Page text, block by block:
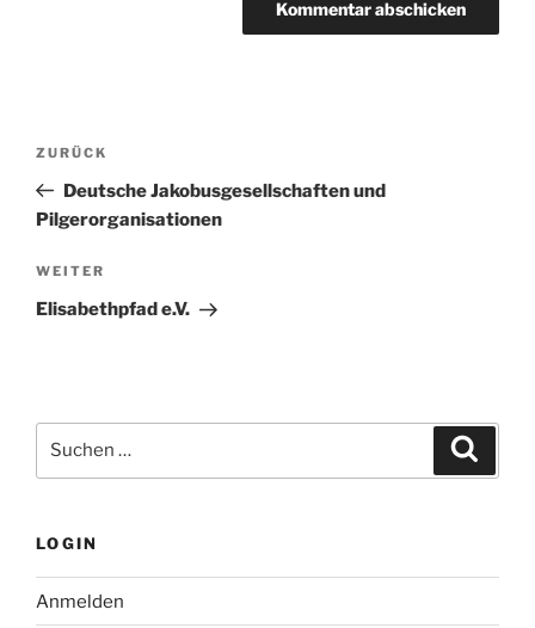
Beitragsnavigation
Vorheriger
Beitrag
ZURÜCK
Deutsche Jakobusgesellschaften und
Pilgerorganisationen
Nächster
Beitrag
WEITER
Elisabethpfad e.V.
nach:
LOGIN
Anmelden